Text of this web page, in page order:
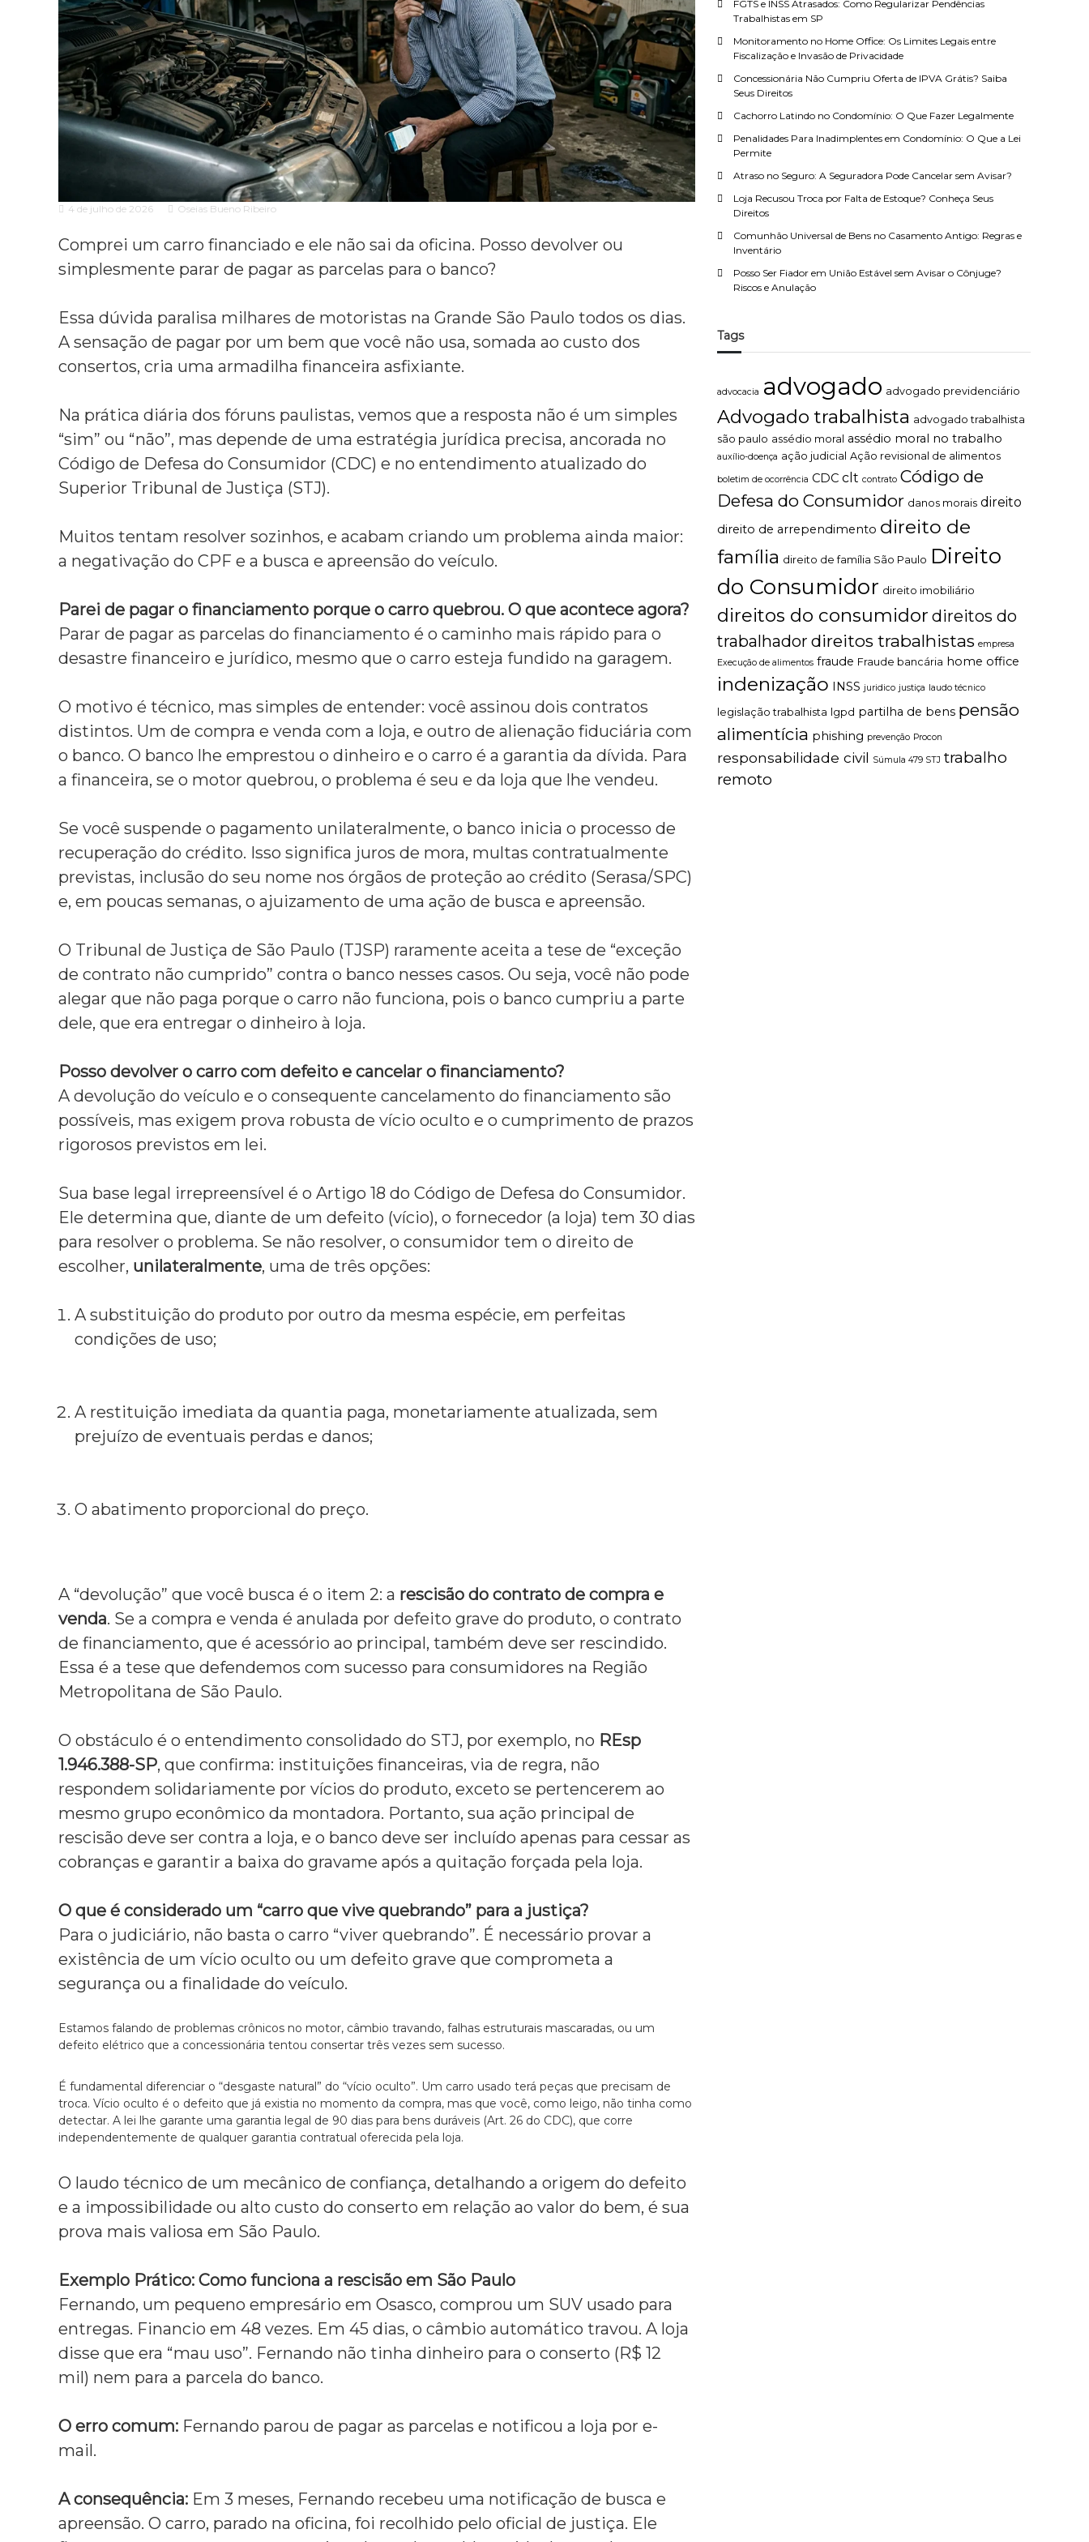
r
c
i
a
A
d
v
o
c
a
c
a
a
e
m
S
ã
o
P
a
u
l
o
p
c
l
i
z
o
e
m
D
r
i
o
F
a
í
i
,
c
m
e
n
d
m
t
o
t
i
c
a
p
e
s
o
l
4 de julho de 2026 Oseias Bueno Ribeiro
Comprei um carro financiado e ele não sai da oficina. Posso devolver ou
simplesmente parar de pagar as parcelas para o banco?
Essa dúvida paralisa milhares de motoristas na Grande São Paulo todos os dias.
A sensação de pagar por um bem que você não usa, somada ao custo dos
consertos, cria uma armadilha financeira asfixiante.
Na prática diária dos fóruns paulistas, vemos que a resposta não é um simples
“sim” ou “não”, mas depende de uma estratégia jurídica precisa, ancorada no
Código de Defesa do Consumidor (CDC) e no entendimento atualizado do
Superior Tribunal de Justiça (STJ).
Muitos tentam resolver sozinhos, e acabam criando um problema ainda maior:
a negativação do CPF e a busca e apreensão do veículo.
Parei de pagar o financiamento porque o carro quebrou. O que acontece agora?
Parar de pagar as parcelas do financiamento é o caminho mais rápido para o
desastre financeiro e jurídico, mesmo que o carro esteja fundido na garagem.
O motivo é técnico, mas simples de entender: você assinou dois contratos
distintos. Um de compra e venda com a loja, e outro de alienação fiduciária com
o banco. O banco lhe emprestou o dinheiro e o carro é a garantia da dívida. Para
a financeira, se o motor quebrou, o problema é seu e da loja que lhe vendeu.
Se você suspende o pagamento unilateralmente, o banco inicia o processo de
recuperação do crédito. Isso significa juros de mora, multas contratualmente
previstas, inclusão do seu nome nos órgãos de proteção ao crédito (Serasa/SPC)
e, em poucas semanas, o ajuizamento de uma ação de busca e apreensão.
O Tribunal de Justiça de São Paulo (TJSP) raramente aceita a tese de “exceção
de contrato não cumprido” contra o banco nesses casos. Ou seja, você não pode
alegar que não paga porque o carro não funciona, pois o banco cumpriu a parte
dele, que era entregar o dinheiro à loja.
Posso devolver o carro com defeito e cancelar o financiamento?
A devolução do veículo e o consequente cancelamento do financiamento são
possíveis, mas exigem prova robusta de vício oculto e o cumprimento de prazos
rigorosos previstos em lei.
Sua base legal irrepreensível é o Artigo 18 do Código de Defesa do Consumidor.
Ele determina que, diante de um defeito (vício), o fornecedor (a loja) tem 30 dias
para resolver o problema. Se não resolver, o consumidor tem o direito de
escolher, unilateralmente, uma de três opções:
A substituição do produto por outro da mesma espécie, em perfeitas
condições de uso;
A restituição imediata da quantia paga, monetariamente atualizada, sem
prejuízo de eventuais perdas e danos;
O abatimento proporcional do preço.
A “devolução” que você busca é o item 2: a rescisão do contrato de compra e
venda. Se a compra e venda é anulada por defeito grave do produto, o contrato
de financiamento, que é acessório ao principal, também deve ser rescindido.
Essa é a tese que defendemos com sucesso para consumidores na Região
Metropolitana de São Paulo.
O obstáculo é o entendimento consolidado do STJ, por exemplo, no REsp
1.946.388-SP, que confirma: instituições financeiras, via de regra, não
respondem solidariamente por vícios do produto, exceto se pertencerem ao
mesmo grupo econômico da montadora. Portanto, sua ação principal de
rescisão deve ser contra a loja, e o banco deve ser incluído apenas para cessar as
cobranças e garantir a baixa do gravame após a quitação forçada pela loja.
O que é considerado um “carro que vive quebrando” para a justiça?
Para o judiciário, não basta o carro “viver quebrando”. É necessário provar a
existência de um vício oculto ou um defeito grave que comprometa a
segurança ou a finalidade do veículo.
Estamos falando de problemas crônicos no motor, câmbio travando, falhas estruturais mascaradas, ou um
defeito elétrico que a concessionária tentou consertar três vezes sem sucesso.
É fundamental diferenciar o “desgaste natural” do “vício oculto”. Um carro usado terá peças que precisam de
troca. Vício oculto é o defeito que já existia no momento da compra, mas que você, como leigo, não tinha como
detectar. A lei lhe garante uma garantia legal de 90 dias para bens duráveis (Art. 26 do CDC), que corre
independentemente de qualquer garantia contratual oferecida pela loja.
O laudo técnico de um mecânico de confiança, detalhando a origem do defeito
e a impossibilidade ou alto custo do conserto em relação ao valor do bem, é sua
prova mais valiosa em São Paulo.
Exemplo Prático: Como funciona a rescisão em São Paulo
Fernando, um pequeno empresário em Osasco, comprou um SUV usado para
entregas. Financio em 48 vezes. Em 45 dias, o câmbio automático travou. A loja
disse que era “mau uso”. Fernando não tinha dinheiro para o conserto (R$ 12
mil) nem para a parcela do banco.
O erro comum: Fernando parou de pagar as parcelas e notificou a loja por e-
mail.
A consequência: Em 3 meses, Fernando recebeu uma notificação de busca e
apreensão. O carro, parado na oficina, foi recolhido pelo oficial de justiça. Ele
o
:
FGTS e INSS Atrasados: Como Regularizar Pendências
Trabalhistas em SP
Monitoramento no Home Office: Os Limites Legais entre
Fiscalização e Invasão de Privacidade
Concessionária Não Cumpriu Oferta de IPVA Grátis? Saiba
Seus Direitos
Cachorro Latindo no Condomínio: O Que Fazer Legalmente
Penalidades Para Inadimplentes em Condomínio: O Que a Lei
Permite
Atraso no Seguro: A Seguradora Pode Cancelar sem Avisar?
Loja Recusou Troca por Falta de Estoque? Conheça Seus
Direitos
Comunhão Universal de Bens no Casamento Antigo: Regras e
Inventário
Posso Ser Fiador em União Estável sem Avisar o Cônjuge?
Riscos e Anulação
Tags
advocacia advogado advogado previdenciário
Advogado trabalhista advogado trabalhista
são paulo assédio moral assédio moral no trabalho
auxílio-doença ação judicial Ação revisional de alimentos
boletim de ocorrência CDC clt contrato Código de
Defesa do Consumidor danos morais direito
direito de arrependimento direito de
família direito de família São Paulo Direito
do Consumidor direito imobiliário
direitos do consumidor direitos do
trabalhador direitos trabalhistas empresa
Execução de alimentos fraude Fraude bancária home office
indenização INSS juridico justiça laudo técnico
legislação trabalhista lgpd partilha de bens pensão
alimentícia phishing prevenção Procon
responsabilidade civil Súmula 479 STJ trabalho
remoto